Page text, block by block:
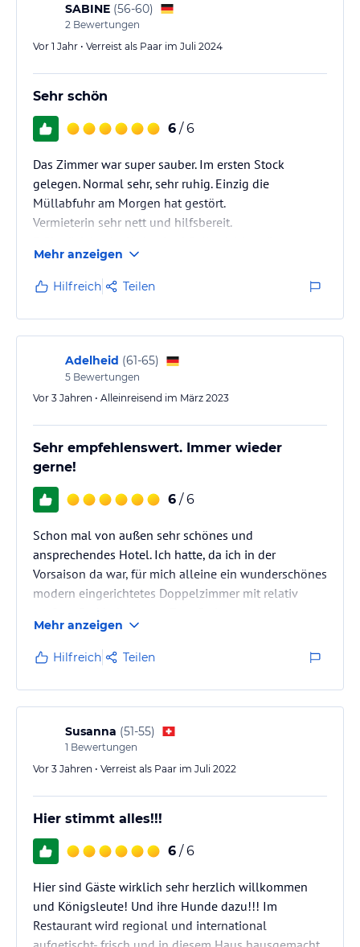
SABINE (56-60)
2 Bewertungen
Vor 1 Jahr • Verreist als Paar im Juli 2024
Sehr schön
6 / 6
Das Zimmer war super sauber. Im ersten Stock
gelegen. Normal sehr, sehr ruhig. Einzig die
Müllabfuhr am Morgen hat gestört.
Vermieterin sehr nett und hilfsbereit.
wurden angeboten.
Verschiedene Säfte, Lachs, Beeren, Müsli, sehr gute
Brötchen und ganz leckeren Cappuccino! Konnten
draußen sitzen.
Mehr anzeigen
Hilfreich Teilen
Adelheid (61-65)
5 Bewertungen
Vor 3 Jahren • Alleinreisend im März 2023
Sehr empfehlenswert. Immer wieder
gerne!
6 / 6
Schon mal von außen sehr schönes und
ansprechendes Hotel. Ich hatte, da ich in der
Vorsaison da war, für mich alleine ein wunderschönes
modern eingerichtetes Doppelzimmer mit relativ
Einzelzimmer. Super Preis-Leistungsverhältnis,
obwohl ich nur eine Nacht dort war. Frau Huber war
sehr, sehr nett und freundlich und ihr lag es am
Herzen, dass ich mich dort wohlfühlte. Ich würde
immer wieder gerne dort übernachten.
Mehr anzeigen
Hilfreich Teilen
Susanna (51-55)
1 Bewertungen
Vor 3 Jahren • Verreist als Paar im Juli 2022
Hier stimmt alles!!!
6 / 6
Hier sind Gäste wirklich sehr herzlich willkommen
und Königsleute! Und ihre Hunde dazu!!! Im
Restaurant wird regional und international